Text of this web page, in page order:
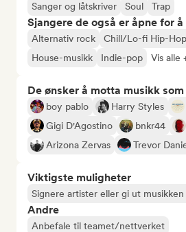
Sanger og låtskriver
Soul Trap
Sjangere de også er åpne for
Alternativ rock Chill/Lo-fi Hip-Hop
House-musikk
Indie-pop Vis alle
De ønsker å motta musikk
boy pablo Harry Styles
Gigi D'Agostino
bnkr44
Arizona Zervas
Trevor
Viktigste muligheter
Signere artister eller gi ut musikken
Andre
Anbefale til teamet/nettverket